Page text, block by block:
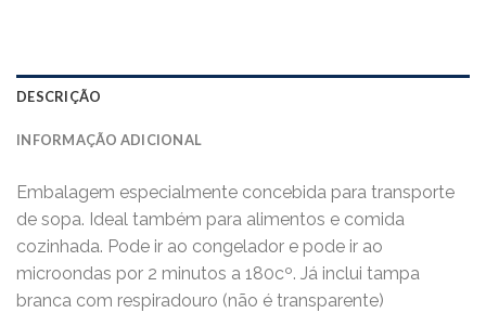
DESCRIÇÃO
INFORMAÇÃO ADICIONAL
Embalagem especialmente concebida para transporte
de sopa. Ideal também para alimentos e comida
cozinhada. Pode ir ao congelador e pode ir ao
microondas por 2 minutos a 180cº. Já inclui tampa
branca com respiradouro (não é transparente)